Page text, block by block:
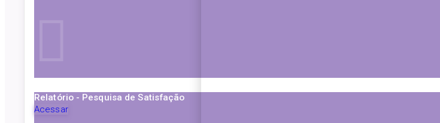
Relatório - Pesquisa de Satisfação
Acessar